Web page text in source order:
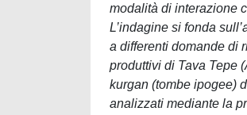
modalità di interazione
L’indagine si fonda
a differenti domande di
produttivi di Tava Tepe
kurgan (tombe ipogee)
analizzati mediante la